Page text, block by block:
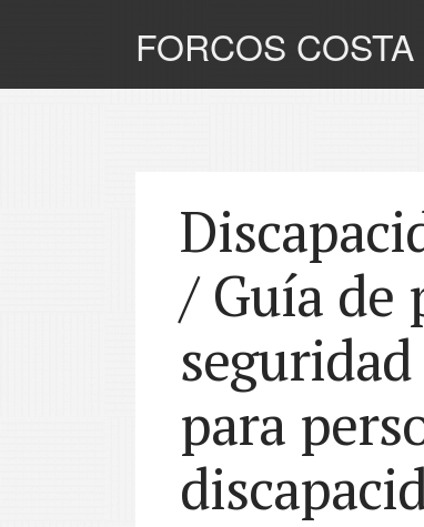
FORCOS
/ Guía de
para